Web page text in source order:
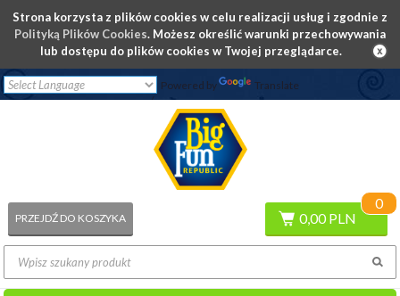
Strona korzysta z plików cookies w celu realizacji usług i zgodnie z
Polityką Plików Cookies. Możesz określić warunki przechowywania
lub dostępu do plików cookies w Twojej przeglądarce.
Powered by
Translate
/
0,00 PLN
0
PRZEJDŹ DO KOSZYKA